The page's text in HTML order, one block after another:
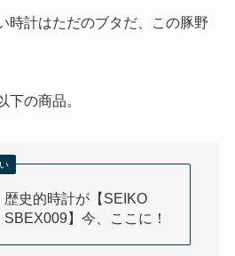
時計はただのブタだ、この豚野
下の商品。
歴史的時計が【SEIKO
SBEX009】今、ここに！